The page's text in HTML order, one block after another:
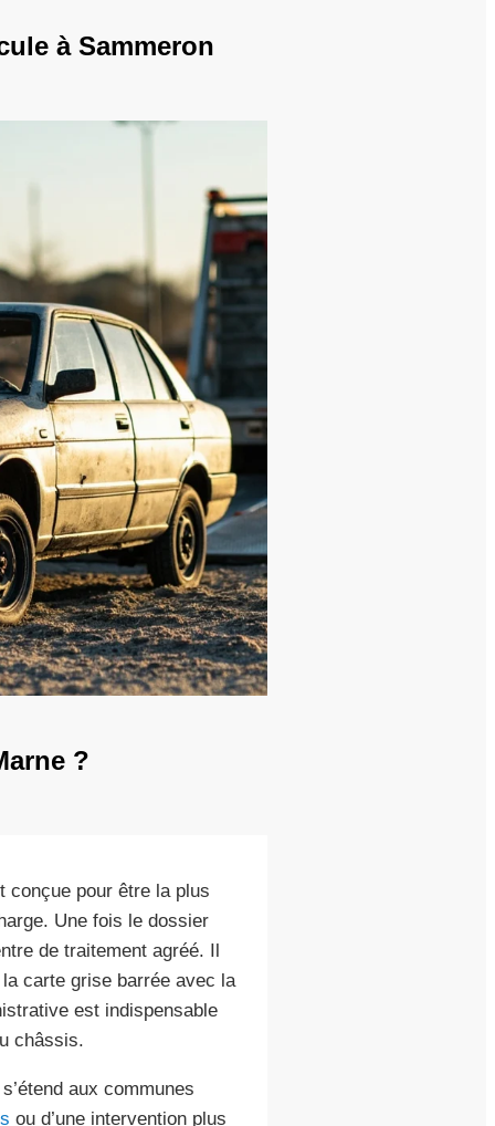
à Sammeron
?
conçue pour être la plus
Une fois le dossier
de traitement agréé. Il
carte grise barrée avec la
est indispensable
châssis.
aux communes
ou d’une intervention plus